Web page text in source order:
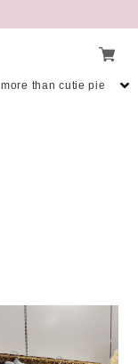
more than cutie pie